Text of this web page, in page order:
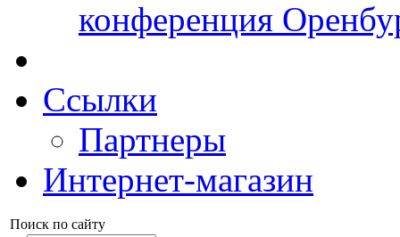
конференция
Ссылки
Партнеры
Интернет-магазин
Поиск по сайту